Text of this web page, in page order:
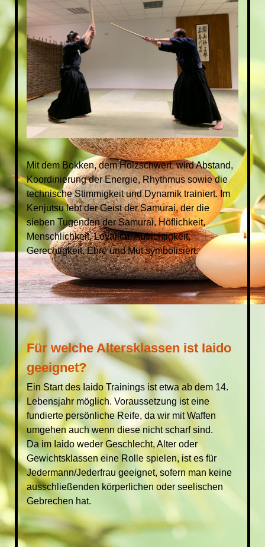
Mit dem Bokken, dem Holzschwert, wird Abstand,
Koordinierung der Energie, Rhythmus sowie die
technische Stimmigkeit und Dynamik trainiert. Im
Kenjutsu lebt der Geist der Samurai, der die
sieben Tugenden der Samurai, Höflichkeit,
Menschlichkeit, Loyalität, Aufrichtigkeit,
Gerechtigkeit, Ehre und Mut symbolisiert.
Für welche Altersklassen ist Iaido
geeignet?
Ein Start des Iaido Trainings ist etwa ab dem 14.
Lebensjahr möglich. Voraussetzung ist eine
fundierte persönliche Reife, da wir mit Waffen
umgehen auch wenn diese nicht scharf sind.
Da im Iaido weder Geschlecht, Alter oder
Gewichtsklassen eine Rolle spielen, ist es für
Jedermann/Jederfrau geeignet, sofern man keine
ausschließenden körperlichen oder seelischen
Gebrechen hat.